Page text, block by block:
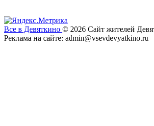
Все в Девяткино © 2026 Сайт жителей
Реклама на сайте: admin@vsevdevyatkino.ru